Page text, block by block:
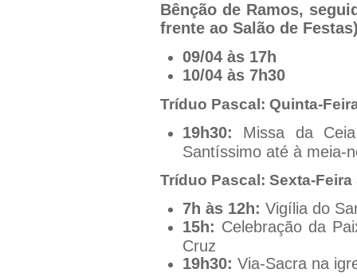
Bênção de Ramos,
frente ao Salão de
09/04 às 17h
10/04 às 7h30
Tríduo Pascal: Quinta-
19h30: Missa da
Santíssimo até à meia-
Tríduo Pascal: Sexta-Feira
7h às 12h: Vigília do
15h: Celebração da
Cruz
19h30: Via-Sacra na